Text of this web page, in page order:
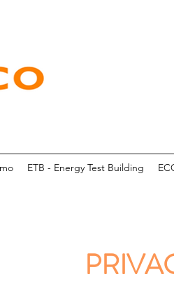
ETB - Energy Test Building